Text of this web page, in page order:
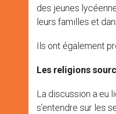
des jeunes
leurs familles et
Ils ont également
Les religions
La discussion a eu
s’entendre sur les